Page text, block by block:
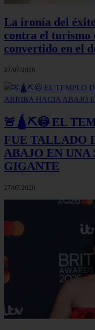
La ironía del
contra el turismo
convertido en el
27/07/2026
🚨🛕⛏️😳 EL
FUE TALLADO
ABAJO EN UNA
GIGANTE
27/07/2026